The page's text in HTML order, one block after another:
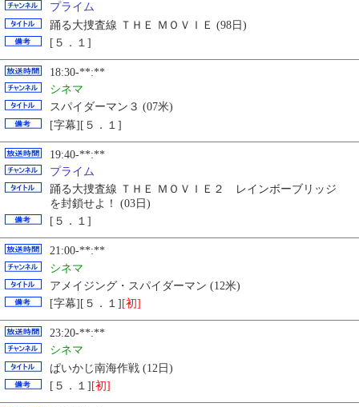
プライム
踊る大捜査線 ＴＨＥ ＭＯＶＩＥ (98日)
[５．１]
18:30-**:**
シネマ
スパイダーマン３ (07米)
[字幕][５．１]
19:40-**:**
プライム
踊る大捜査線 ＴＨＥ ＭＯＶＩＥ２ レインボーブリッジ
を封鎖せよ！ (03日)
[５．１]
21:00-**:**
シネマ
アメイジング・スパイダーマン (12米)
[字幕][５．１] [初]
23:20-**:**
シネマ
ぱいかじ南海作戦 (12日)
[５．１] [初]